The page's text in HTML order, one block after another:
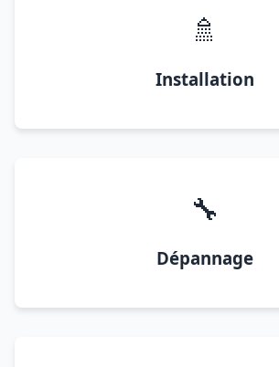
🚿
Installation
🔧
Dépannage